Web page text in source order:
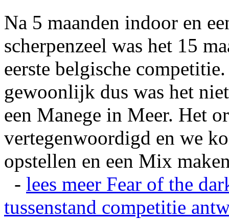
Na 5 maanden indoor en
scherpenzeel was het 15
eerste belgische
gewoonlijk dus was het
een Manege in Meer. Het
vertegenwoordigd en we
opstellen en een Mix
- lees meer Fear of the
tussenstand competitie